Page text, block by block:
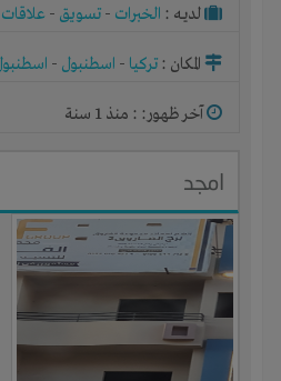
لديـه : الخبرات - تسويق - علاقات
المكان : تركيا - اسطنبول -
آخر ظهور: : منذ 1 سنة
امجد